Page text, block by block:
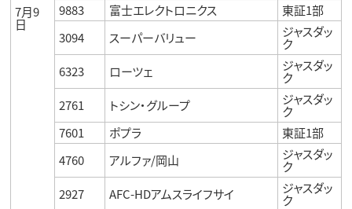
7月9
日
9883
富士エレクトロニクス
東証1部
3094
スーパーバリュー ジャスダッ
ク
6323
ローツェ ジャスダッ
ク
2761
トシン・グループ ジャスダッ
ク
7601
ポプラ
東証1部
4760
アルファ/岡山 ジャスダッ
ク
2927
AFC-HDアムスライフサイ ジャスダッ
ク